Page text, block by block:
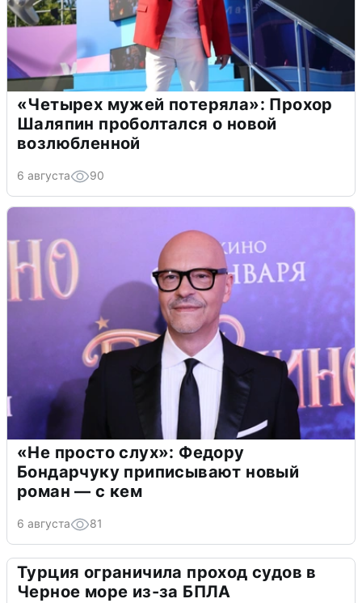
«Четырех мужей потеряла»: Прохор
Шаляпин проболтался о новой
возлюбленной
6 августа 90
«Не просто слух»: Федору
Бондарчуку приписывают новый
роман — с кем
6 августа 81
Турция ограничила проход судов в
Черное море из-за БПЛА